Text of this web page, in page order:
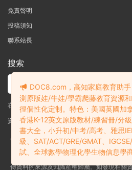
免責聲明
投稿須知
聯系站長
搜索
在線搜索GK-G12海量英文原版教材/章節書/
資料失效？沒找到需要的？網站意見建議？
Copyright © 2004-2026 多課吧DOC8.com
網安備
多課吧DOC8.com是一個資料信息評測及分
傳資料的來源及知識産權歸屬。如發現相關
DOC8.com，高知家庭教育助
測原版娃/牛娃/學霸爬藤教育資源
徑個性化定制。特色：美國英國加
香港K-12英文原版教材/練習冊/分
書大全，小升初/中考/高考、雅思
級、SAT/ACT/GRE/GMAT、
試、全球數學物理化學生物信息學